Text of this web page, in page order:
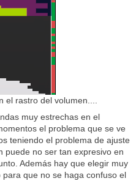
rastro del volumen....
muy estrechas en el
el problema que se ve
teniendo el problema de ajuste
puede no ser tan expresivo en
Además hay que elegir muy
que no se haga confuso el